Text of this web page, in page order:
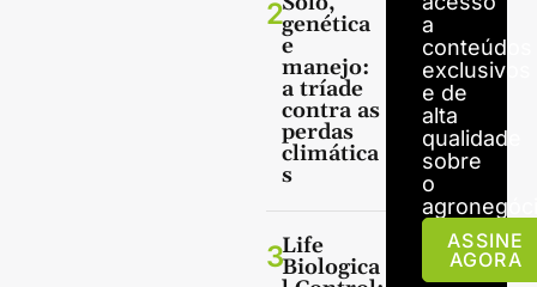
2genética
e
manejo:
a tríade
contra as
perdas
climática
s
3Life
Biologica
a
conteúdos
exclusivos
e de
alta
qualidade
sobre
o
ASSINE
AGORA